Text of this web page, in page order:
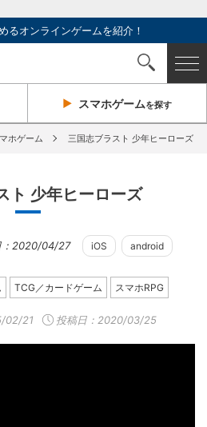
るオンラインゲームを紹介！
スマホゲームを探す
ホゲーム 三国志ブラスト 少年ヒーローズ
ト 少年ヒーローズ
：2020/04/27 iOS android
TCG／カードゲーム スマホRPG
02/21 投稿日：2020/03/25